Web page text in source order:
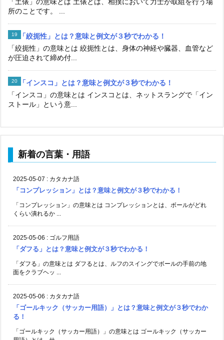
「土俵」の意味とは 土俵とは、相撲において力士が取組を行う場
所のことです。 ...
「絞扼性」とは？意味と例文が３秒でわかる！
「絞扼性」の意味とは 絞扼性とは、身体の神経や臓器、血管など
が圧迫されて締め付...
「インスコ」とは？意味と例文が３秒でわかる！
「インスコ」の意味とは インスコとは、ネットスラングで「イン
ストール」という意...
新着の言葉・用語
2025-05-07 : カタカナ語
「コンプレッション」とは？意味と例文が３秒でわかる！
「コンプレッション」の意味とは コンプレッションとは、ボールがどれ
くらい潰れるか ...
2025-05-06 : ゴルフ用語
「ダフる」とは？意味と例文が３秒でわかる！
「ダフる」の意味とは ダフるとは、ルフのスイングでボールの手前の地
面をクラブヘッ ...
2025-05-06 : カタカナ語
「ゴールキック（サッカー用語）」とは？意味と例文が３秒でわか
る！
「ゴールキック（サッカー用語）」の意味とは ゴールキック（サッカー